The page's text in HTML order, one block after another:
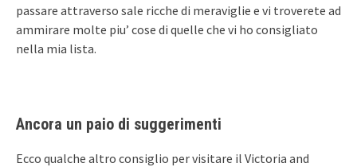
passare attraverso sale ricche di meraviglie e vi troverete ad
ammirare molte piu’ cose di quelle che vi ho consigliato
nella mia lista.
Ancora un paio di suggerimenti
Ecco qualche altro consiglio per visitare il Victoria and